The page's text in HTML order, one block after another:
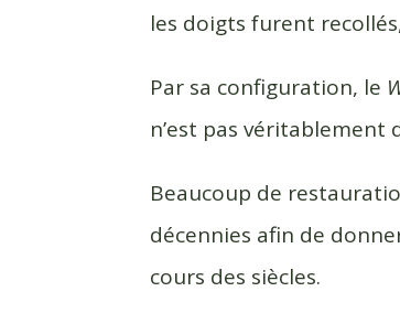
les doigts furent
Par sa configuration, le
n’est pas véritablement
Beaucoup de
décennies afin de
cours des siècles.